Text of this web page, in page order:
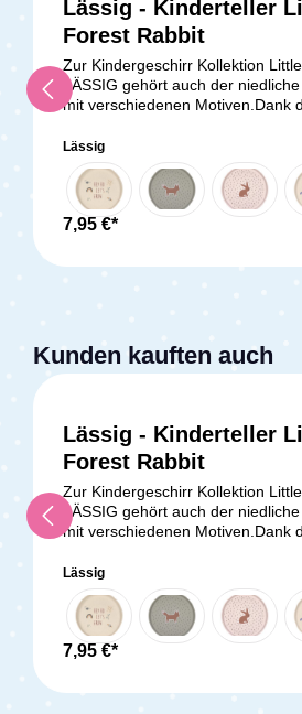
Lässig - Kinderteller
Forest Rabbit
Zur Kindergeschirr Kollektion
LÄSSIG gehört auch der
mit verschiedenen Motiven.Dank
Tellers bleibt er sicher auf dem
Alle Geschirrteile sind nicht nur
leicht, sondern auch
mikrowellengeeignet. Sie
umweltfreundlichen Mischung aus
ressourcenschonender als
Lässig
7,95 €*
Kunden kauften auch
Lässig - Kinderteller
Forest Rabbit
Zur Kindergeschirr Kollektion
LÄSSIG gehört auch der
mit verschiedenen Motiven.Dank
Tellers bleibt er sicher auf dem
Alle Geschirrteile sind nicht nur
leicht, sondern auch
mikrowellengeeignet. Sie
umweltfreundlichen Mischung aus
ressourcenschonender als
Lässig
7,95 €*